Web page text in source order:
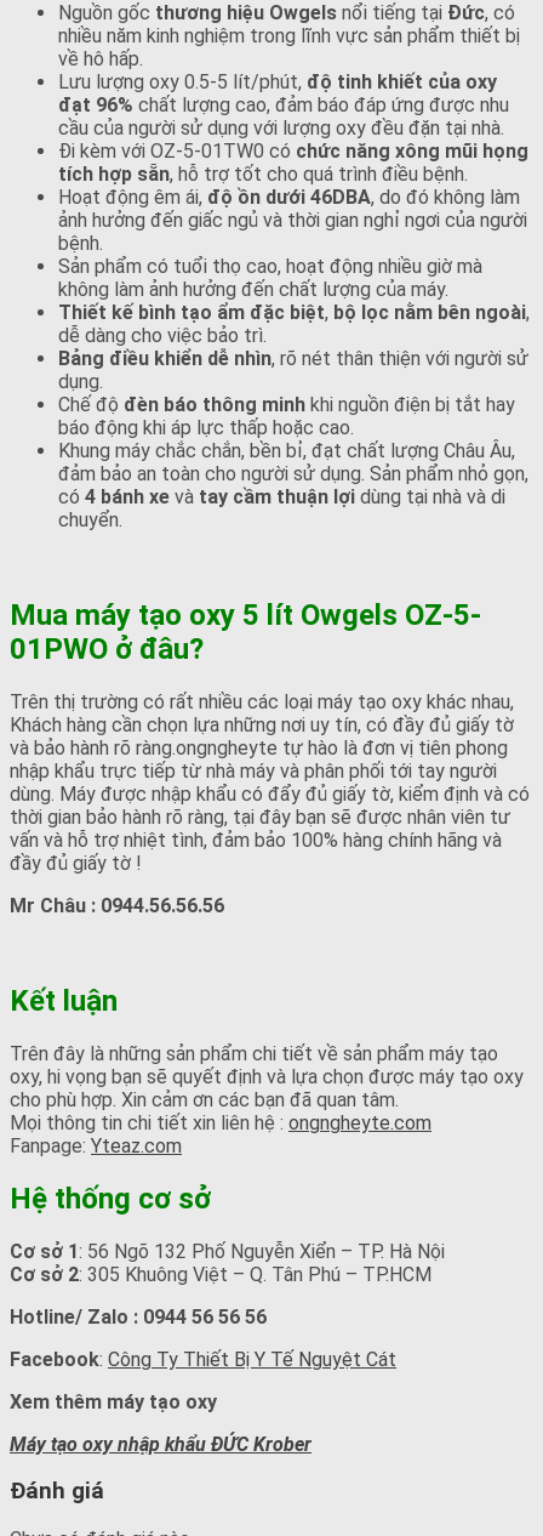
Nguồn gốc thương hiệu Owgels nổi tiếng tại Đức, có
nhiều năm kinh nghiệm trong lĩnh vực sản phẩm thiết bị
về hô hấp.
Lưu lượng oxy 0.5-5 lít/phút, độ tinh khiết của oxy
đạt 96% chất lượng cao, đảm báo đáp ứng được nhu
cầu của người sử dụng với lượng oxy đều đặn tại nhà.
Đi kèm với OZ-5-01TW0 có chức năng xông mũi họng
tích hợp sẵn, hỗ trợ tốt cho quá trình điều bệnh.
Hoạt động êm ái, độ ồn dưới 46DBA, do đó không làm
ảnh hưởng đến giấc ngủ và thời gian nghỉ ngơi của người
bệnh.
Sản phẩm có tuổi thọ cao, hoạt động nhiều giờ mà
không làm ảnh hưởng đến chất lượng của máy.
Thiết kế bình tạo ẩm đặc biệt, bộ lọc nằm bên ngoài,
dễ dàng cho việc bảo trì.
Bảng điều khiển dễ nhìn, rõ nét thân thiện với người sử
dụng.
Chế độ đèn báo thông minh khi nguồn điện bị tắt hay
báo động khi áp lực thấp hoặc cao.
Khung máy chắc chắn, bền bỉ, đạt chất lượng Châu Âu,
đảm bảo an toàn cho người sử dụng. Sản phẩm nhỏ gọn,
có 4 bánh xe và tay cầm thuận lợi dùng tại nhà và di
chuyển.
Mua máy tạo oxy 5 lít Owgels OZ-5-
01PWO ở đâu?
Trên thị trường có rất nhiều các loại máy tạo oxy khác nhau,
Khách hàng cần chọn lựa những nơi uy tín, có đầy đủ giấy tờ
và bảo hành rõ ràng.ongngheyte tự hào là đơn vị tiên phong
nhập khẩu trực tiếp từ nhà máy và phân phối tới tay người
dùng. Máy được nhập khẩu có đẩy đủ giấy tờ, kiểm định và có
thời gian bảo hành rõ ràng, tại đây bạn sẽ được nhân viên tư
vấn và hỗ trợ nhiệt tình, đảm bảo 100% hàng chính hãng và
đầy đủ giấy tờ !
Mr Châu : 0944.56.56.56
Kết luận
Trên đây là những sản phẩm chi tiết về sản phẩm máy tạo
oxy, hi vọng bạn sẽ quyết định và lựa chọn được máy tạo oxy
cho phù hợp. Xin cảm ơn các bạn đã quan tâm.
Mọi thông tin chi tiết xin liên hệ : ongngheyte.com
Fanpage: Yteaz.com
Hệ thống cơ sở
Cơ sở 1: 56 Ngõ 132 Phố Nguyễn Xiển – TP. Hà Nội
Cơ sở 2: 305 Khuông Việt – Q. Tân Phú – TP.HCM
Hotline/ Zalo : 0944 56 56 56
Facebook: Công Ty Thiết Bị Y Tế Nguyệt Cát
Xem thêm máy tạo oxy
Máy tạo oxy nhập khẩu ĐỨC Krober
Đánh giá